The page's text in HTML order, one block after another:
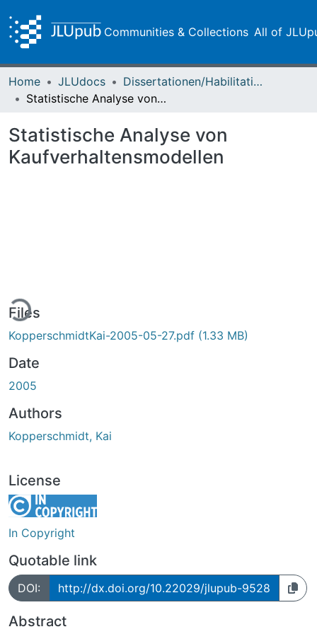
Communities & Collections All of
Home JLUdocs
Dissertationen/Habilitationen
Statistische Analyse von Kaufverhaltensmodellen
Statistische Analyse von
Kaufverhaltensmodellen
Files
KopperschmidtKai-2005-05-27.pdf (1.33 MB)
Date
2005
Authors
Kopperschmidt, Kai
License
In Copyright
Quotable link
DOI: http://dx.doi.org/10.22029/jlupub-9528
Abstract